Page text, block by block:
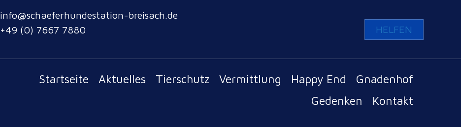
info@schaeferhundestation-breisach.de
+49 (0) 7667 7880
HELFEN
Startseite Aktuelles Tierschutz Vermittlung Happy End
Gnadenhof
Gedenken
Kontakt